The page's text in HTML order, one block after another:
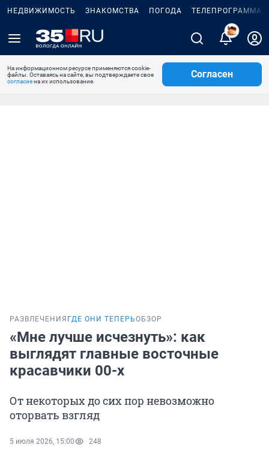
НЕДВИЖИМОСТЬ ЗНАКОМСТВА ПОГОДА ТЕЛЕПРОГРАММА
1
На информационном ресурсе применяются cookie-
файлы. Оставаясь на сайте, вы подтверждаете свое
согласиена их использование.
Согласен
РАЗВЛЕЧЕНИЯ ГДЕ ОНИ ТЕПЕРЬОБЗОР
«Мне лучше исчезнуть»: как
выглядят главные восточные
красавчики 00-х
От некоторых до сих пор невозможно
оторвать взгляд
5 июля 2026, 15:00 248